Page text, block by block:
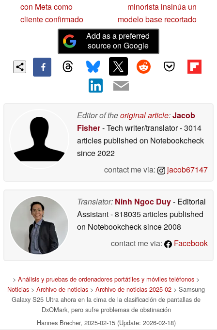
con Meta como
cliente confirmado
minorista insinúa un
modelo base recortado
Add as a preferred
source on Google
Editor of theoriginal article:Jacob
Fisher- Tech writer/translator- 3014
articles published on Notebookcheck
since 2022
contact me via:
jacob67147
Translator: Ninh Ngoc Duy- Editorial
Assistant- 818035 articles published
on Notebookchecksince 2008
contact me via:
Facebook
> Análisis y pruebas de ordenadores portátiles y móviles teléfonos >
Noticias > Archivo de noticias > Archivo de noticias 2025 02 > Samsung
Galaxy S25 Ultra ahora en la cima de la clasificación de pantallas de
DxOMark, pero sufre problemas de obstinación
Hannes Brecher, 2025-02-15 (Update: 2026-02-18)